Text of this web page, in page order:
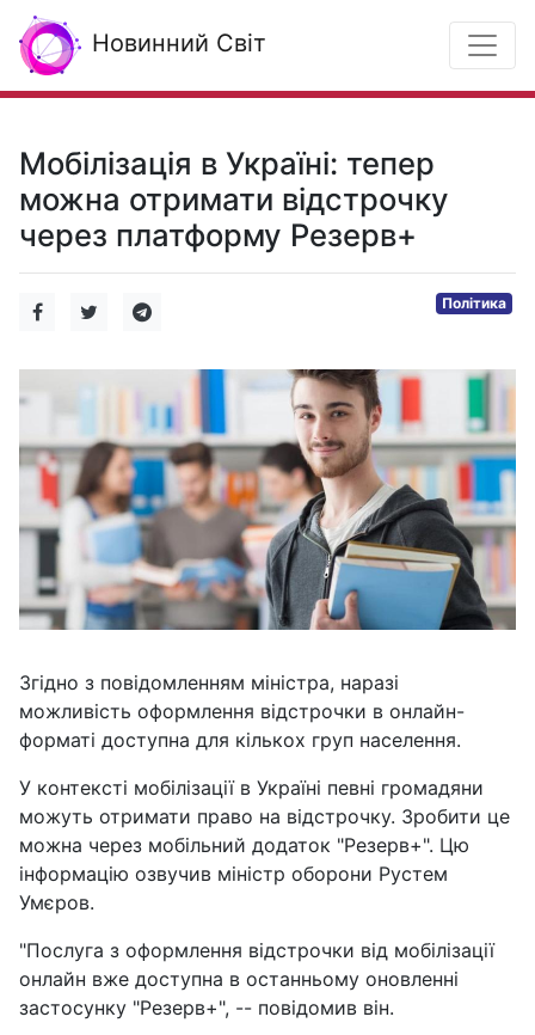
Новинний Світ
Мобілізація в Україні: тепер
можна отримати відстрочку
через платформу Резерв+
Політика
Згідно з повідомленням міністра, наразі
можливість оформлення відстрочки в онлайн-
форматі доступна для кількох груп населення.
У контексті мобілізації в Україні певні громадяни
можуть отримати право на відстрочку. Зробити це
можна через мобільний додаток "Резерв+". Цю
інформацію озвучив міністр оборони Рустем
Умєров.
"Послуга з оформлення відстрочки від мобілізації
онлайн вже доступна в останньому оновленні
застосунку "Резерв+", -- повідомив він.